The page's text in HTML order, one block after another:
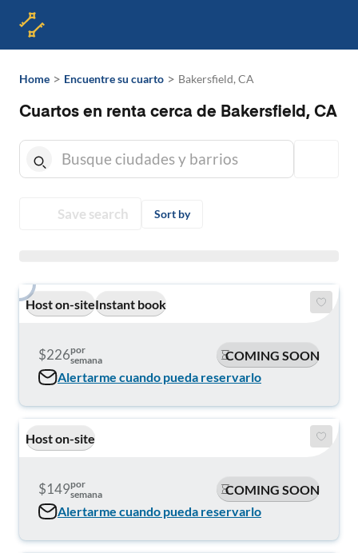
Home > Encuentre su cuarto > Bakersfield, CA
Cuartos en renta cerca de Bakersfield, CA
Save search Sort by
Host on-siteInstant book
$226por
semana
COMING SOON
Alertarme cuando pueda reservarlo
Host on-site
$149por
semana
COMING SOON
Alertarme cuando pueda reservarlo